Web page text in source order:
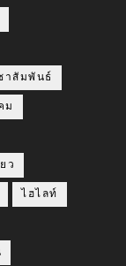
าสัมพันธ์
ม
ว
ไฮไลท์